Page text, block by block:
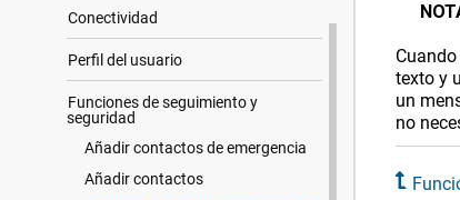
Conectividad
Perfil del usuario
Funciones de seguimiento y
seguridad
Añadir contactos de emergencia
Añadir contactos
texto y
un
no